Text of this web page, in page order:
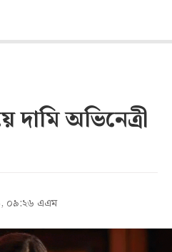
অভিনেত্রী
০৯:২৬ এএম